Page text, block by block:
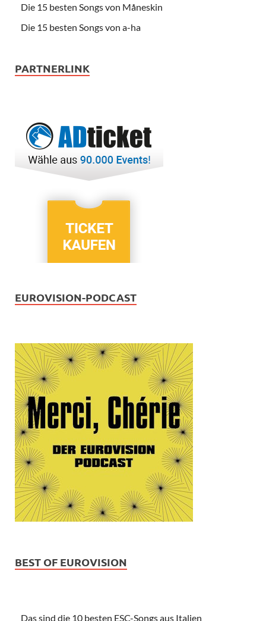
Die 15 besten Songs von Måneskin
Die 15 besten Songs von a-ha
PARTNERLINK
EUROVISION-PODCAST
BEST OF EUROVISION
Das sind die 10 besten ESC-Songs aus Italien